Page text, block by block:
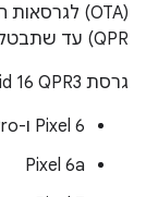
QPR) עד שתבטלו את ההרשמה של המכשיר לתוכנית.
גרסת Android 16 QPR3 זמינה במכשירי Pixel הבאים:
‫Pixel 6 ו-Pixel 6 Pro
Pixel 6a